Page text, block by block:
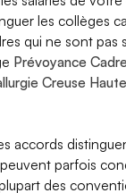
les collèges
qui ne sont pas
Prévoyance
Creuse
accords
parfois
des